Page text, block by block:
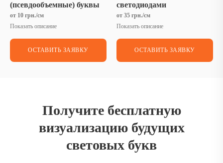
(псевдообъемные) буквы
от 10 грн./см
Показать описание
ОСТАВИТЬ ЗАЯВКУ
светодиодами
от 35 грн./см
Показать описание
ОСТАВИТЬ ЗАЯВКУ
Получите бесплатную
визуализацию будущих
световых букв